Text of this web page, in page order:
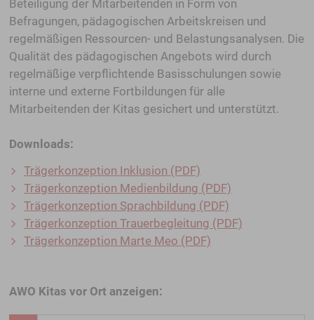
Beteiligung der Mitarbeitenden in Form von
Befragungen, pädagogischen Arbeitskreisen und
regelmäßigen Ressourcen- und Belastungsanalysen. Die
Qualität des pädagogischen Angebots wird durch
regelmäßige verpflichtende Basisschulungen sowie
interne und externe Fortbildungen für alle
Mitarbeitenden der Kitas gesichert und unterstützt.
Downloads:
Trägerkonzeption Inklusion (PDF)
Trägerkonzeption Medienbildung (PDF)
Trägerkonzeption Sprachbildung (PDF)
Trägerkonzeption Trauerbegleitung (PDF)
Trägerkonzeption Marte Meo (PDF)
AWO Kitas vor Ort anzeigen: